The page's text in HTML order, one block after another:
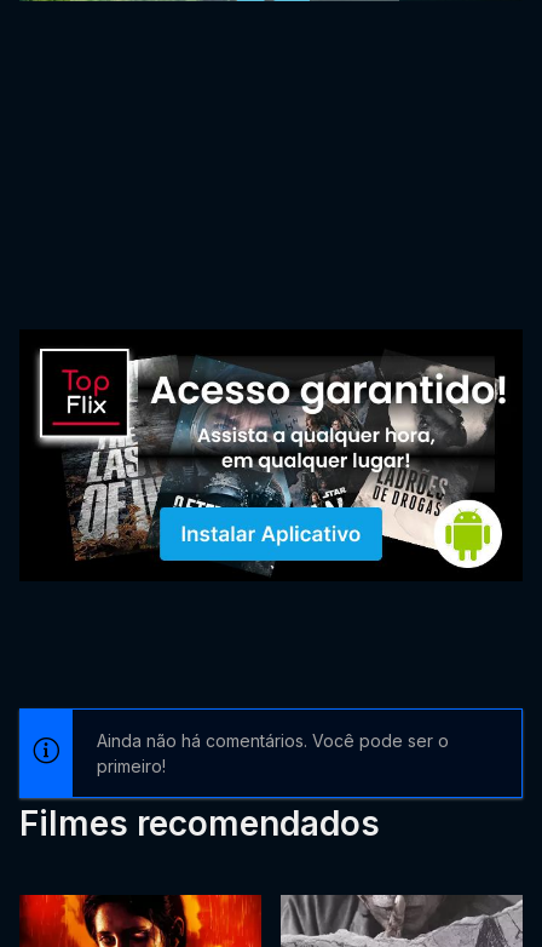
Ainda não há comentários. Você pode ser o
primeiro!
Filmes recomendados